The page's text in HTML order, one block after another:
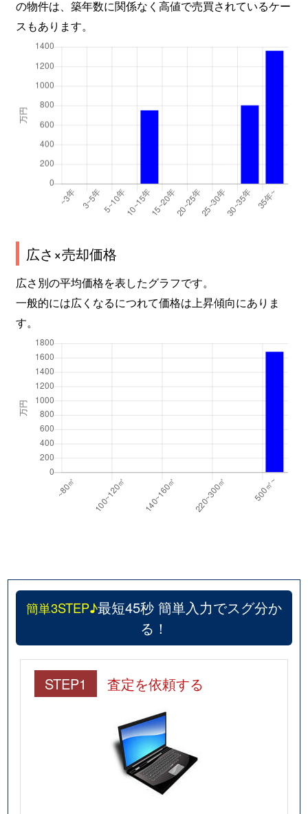
の物件は、築年数に関係なく高値で売買されているケー
スもあります。
広さ×売却価格
広さ別の平均価格を表したグラフです。
一般的には広くなるにつれて価格は上昇傾向にありま
す。
簡単3STEP♪最短45秒 簡単入力でスグ分か
る！
STEP1 査定を依頼する